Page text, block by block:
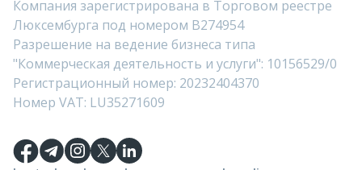
Компания зарегистрирована в Торговом реестре
Люксембурга под номером B274954
Разрешение на ведение бизнеса типа
"Коммерческая деятельность и услуги": 10156529/0
Регистрационный номер: 20232404370
Номер VAT: LU35271609